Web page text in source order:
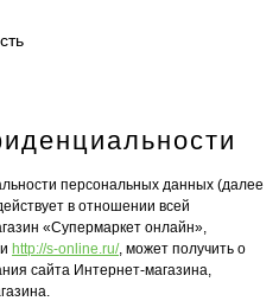
персональных данных (далее
в отношении всей
«Супермаркет онлайн»,
http://s-online.ru/, может получить о
сайта Интернет-магазина,